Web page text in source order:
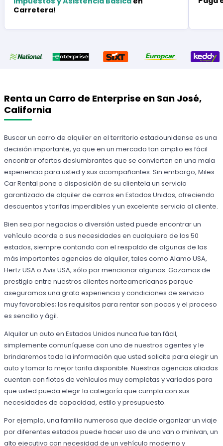
Carretera!
Renta un Carro de Enterprise en San José,
California
Buscar un carro de alquiler en el territorio estadounidense es una
decisión importante, ya que en un mercado tan amplio es fácil
encontrar ofertas deslumbrantes que se convierten en una mala
experiencia para usted y sus acompañantes. Sin embargo, Miles
Car Rental pone a disposición de su clientela un servicio
garantizado de alquiler de carros en Estados Unidos, ofreciendo
descuentos y tarifas imperdibles y un excelente servicio al cliente.
Bien sea por negocios o diversión usted puede encontrar un
vehículo acorde a sus necesidades en cualquiera de los 50
estados, siempre contando con el respaldo de algunas de las
más importantes agencias de alquiler, tales como Alamo USA,
Hertz USA o Avis USA, sólo por mencionar algunas. Gozamos de
prestigio entre nuestros clientes norteamericanos porque
aseguramos una grata experiencia y condiciones de servicio
muy favorables; los requisitos para rentar son pocos y el proceso
es sencillo y ágil.
Alquilar un auto en Estados Unidos nunca fue tan fácil,
simplemente comuníquese con uno de nuestros agentes y le
brindaremos toda la información que usted solicite para elegir un
auto y tomar la mejor tarifa disponible. Nuestras agencias aliadas
cuentan con flotas de vehículos muy completas y variadas para
que usted pueda elegir la categoría que cumpla con sus
necesidades de capacidad, estilo y presupuesto.
Por ejemplo, una familia numerosa que decide organizar un viaje
por diferentes estados puede hacer uso de una van o minivan, un
alto ejecutivo con necesidad de un vehículo moderno y